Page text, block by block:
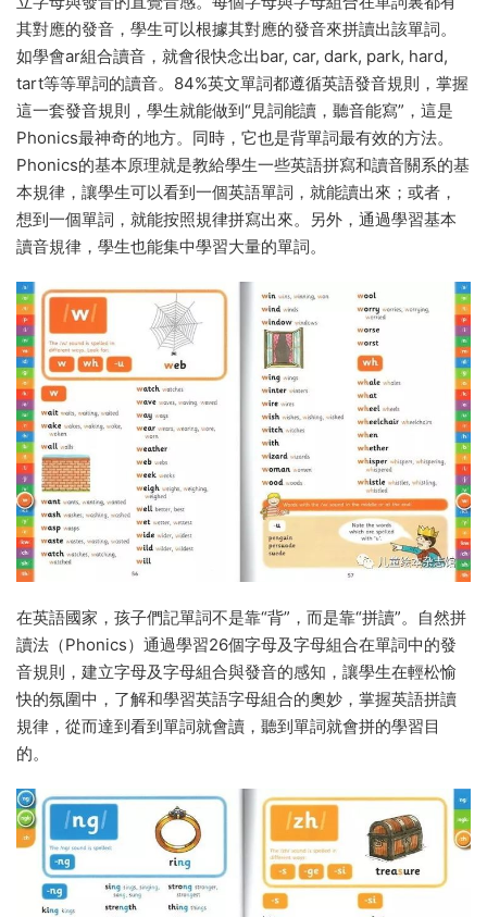
其對應的發音，學生可以根據其對應的發音來拼讀出該單詞。
如學會ar組合讀音，就會很快念出bar, car, dark, park, hard,
tart等等單詞的讀音。84%英文單詞都遵循英語發音規則，掌握
這一套發音規則，學生就能做到“見詞能讀，聽音能寫”，這是
Phonics最神奇的地方。同時，它也是背單詞最有效的方法。
Phonics的基本原理就是教給學生一些英語拼寫和讀音關系的基
本規律，讓學生可以看到一個英語單詞，就能讀出來；或者，
想到一個單詞，就能按照規律拼寫出來。另外，通過學習基本
讀音規律，學生也能集中學習大量的單詞。
在英語國家，孩子們記單詞不是靠“背”，而是靠“拼讀”。自然拼
讀法（Phonics）通過學習26個字母及字母組合在單詞中的發
音規則，建立字母及字母組合與發音的感知，讓學生在輕松愉
快的氛圍中，了解和學習英語字母組合的奧妙，掌握英語拼讀
規律，從而達到看到單詞就會讀，聽到單詞就會拼的學習目
的。